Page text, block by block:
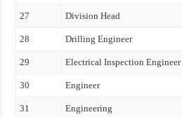
27 Division Head
28 Drilling Engineer
29 Electrical Inspection Engineer
30 Engineer
31 Engineering